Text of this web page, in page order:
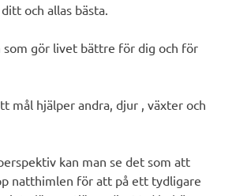
och allas bästa.
som gör livet bättre för dig och för
mål hjälper andra, djur , växter och
kan man se det som att
natthimlen för att på ett tydligare